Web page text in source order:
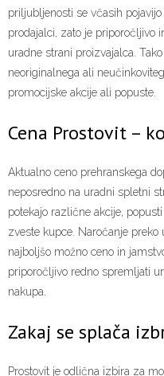
priljubljenosti se včasih
prodajalci, zato je priporočljivo
uradne strani proizvajalca.
neoriginalnega ali
promocijske akcije ali popuste.
Cena Prostovit –
Aktualno ceno prehranskega
neposredno na uradni spletni
potekajo različne akcije,
zveste kupce. Naročanje
najboljšo možno ceno in
priporočljivo redno spremljati
nakupa.
Zakaj se splača
Prostovit je odlična izbira za